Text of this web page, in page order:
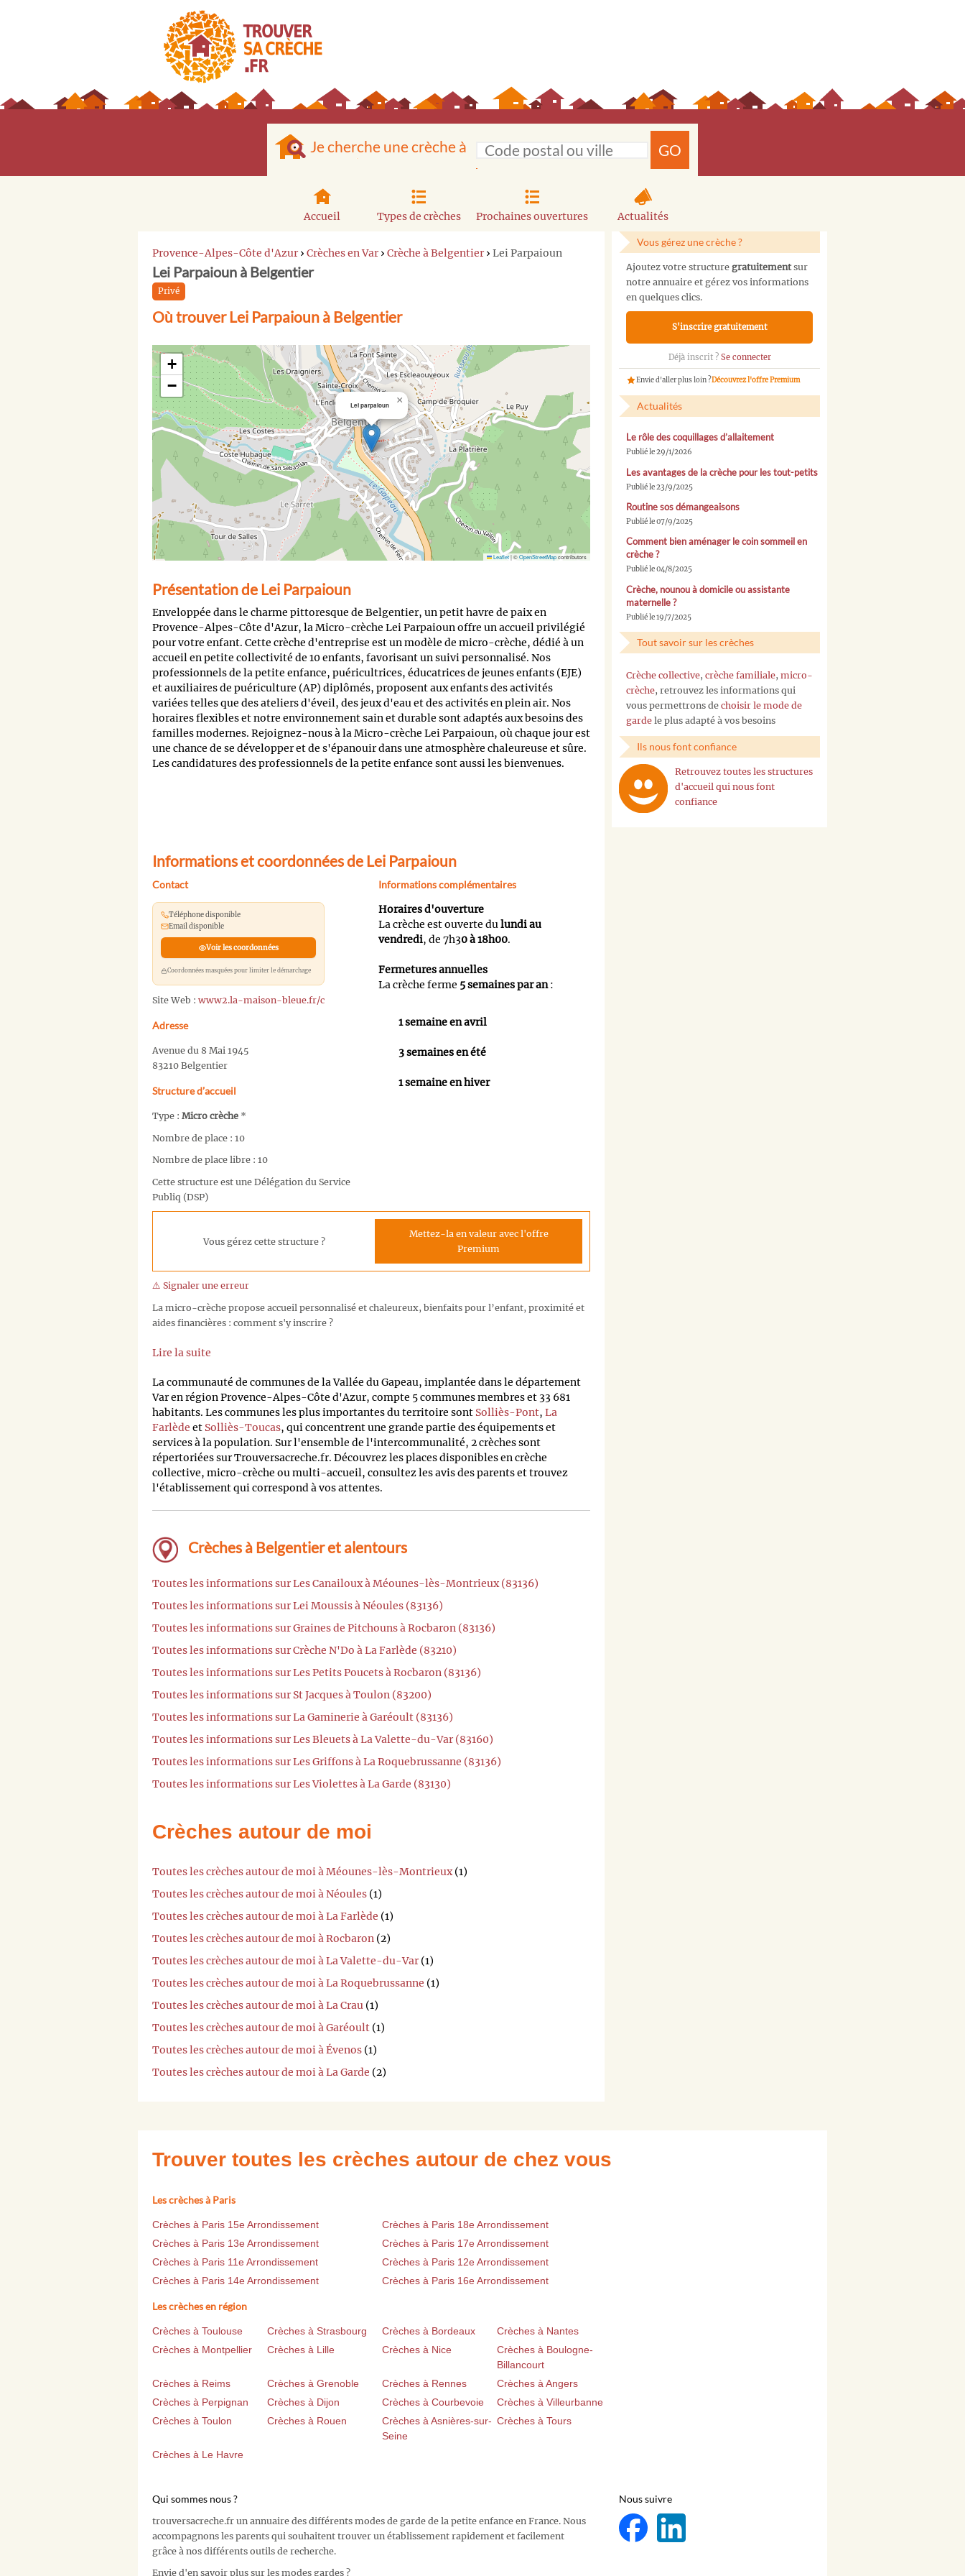
Je cherche une crèche à GO
Accueil Types de crèches Prochaines ouvertures Actualités
Provence-Alpes-Côte d'Azur › Crèches en Var › Crèche à Belgentier › Lei Parpaioun
Lei Parpaioun à Belgentier
Privé
Où trouver Lei Parpaioun à Belgentier
Lei parpaioun ×
+
−
Leaflet|©OpenStreetMapcontributors
Présentation de Lei Parpaioun
Enveloppée dans le charme pittoresque de Belgentier, un petit havre de paix en
Provence-Alpes-Côte d'Azur, la Micro-crèche Lei Parpaioun offre un accueil privilégié
pour votre enfant. Cette crèche d'entreprise est un modèle de micro-crèche, dédié à un
accueil en petite collectivité de 10 enfants, favorisant un suivi personnalisé. Nos
professionnels de la petite enfance, puéricultrices, éducatrices de jeunes enfants (EJE)
et auxiliaires de puériculture (AP) diplômés, proposent aux enfants des activités
variées telles que des ateliers d'éveil, des jeux d'eau et des activités en plein air. Nos
horaires flexibles et notre environnement sain et durable sont adaptés aux besoins des
familles modernes. Rejoignez-nous à la Micro-crèche Lei Parpaioun, où chaque jour est
une chance de se développer et de s'épanouir dans une atmosphère chaleureuse et sûre.
Les candidatures des professionnels de la petite enfance sont aussi les bienvenues.
Informations et coordonnées de Lei Parpaioun
Contact
Téléphone disponible
Email disponible
Voir les coordonnées
Coordonnées masquées pour limiter le démarchage
Site Web : www2.la-maison-bleue.fr/c
Adresse
Avenue du 8 Mai 1945
83210 Belgentier
Structure d’accueil
Type : Micro crèche *
Nombre de place : 10
Nombre de place libre : 10
Cette structure est une Délégation du Service
Publiq (DSP)
Informations complémentaires
Horaires d'ouverture
La crèche est ouverte dulundi au
vendredi, de 7h30 à 18h00.
Fermetures annuelles
La crèche ferme 5 semaines par an:
1 semaine en avril
3 semaines en été
1 semaine en hiver
Vous gérez cette structure ?
Mettez-la en valeur avec l'offre
Premium
⚠️ Signaler une erreur
La micro-crèche propose accueil personnalisé et chaleureux, bienfaits pour l’enfant, proximité et
aides financières : comment s'y inscrire ?
Lire la suite
La communauté de communes de la Vallée du Gapeau, implantée dans le département
Var en région Provence-Alpes-Côte d'Azur, compte 5 communes membres et 33 681
habitants. Les communes les plus importantes du territoire sont Solliès-Pont, La
Farlède et Solliès-Toucas, qui concentrent une grande partie des équipements et
services à la population. Sur l'ensemble de l'intercommunalité, 2 crèches sont
répertoriées sur Trouversacreche.fr. Découvrez les places disponibles en crèche
collective, micro-crèche ou multi-accueil, consultez les avis des parents et trouvez
l'établissement qui correspond à vos attentes.
Crèches à Belgentier et alentours
Toutes les informations sur Les Canailoux à Méounes-lès-Montrieux (83136)
Toutes les informations sur Lei Moussis à Néoules (83136)
Toutes les informations sur Graines de Pitchouns à Rocbaron (83136)
Toutes les informations sur Crèche N'Do à La Farlède (83210)
Toutes les informations sur Les Petits Poucets à Rocbaron (83136)
Toutes les informations sur St Jacques à Toulon (83200)
Toutes les informations sur La Gaminerie à Garéoult (83136)
Toutes les informations sur Les Bleuets à La Valette-du-Var (83160)
Toutes les informations sur Les Griffons à La Roquebrussanne (83136)
Toutes les informations sur Les Violettes à La Garde (83130)
Crèches autour de moi
Toutes les crèches autour de moi à Méounes-lès-Montrieux(1)
Toutes les crèches autour de moi à Néoules (1)
Toutes les crèches autour de moi à La Farlède (1)
Toutes les crèches autour de moi à Rocbaron (2)
Toutes les crèches autour de moi à La Valette-du-Var (1)
Toutes les crèches autour de moi à La Roquebrussanne (1)
Toutes les crèches autour de moi à La Crau (1)
Toutes les crèches autour de moi à Garéoult (1)
Toutes les crèches autour de moi à Évenos (1)
Toutes les crèches autour de moi à La Garde (2)
Vous gérez une crèche ?
Ajoutez votre structure gratuitementsur
notre annuaire et gérez vos informations
en quelques clics.
S'inscrire gratuitement
Déjà inscrit ? Se connecter
Envie d'aller plus loin ?Découvrez l'offre Premium
Actualités
Le rôle des coquillages d’allaitement
Publié le 29/1/2026
Les avantages de la crèche pour les tout-petits
Publié le 23/9/2025
Routine sos démangeaisons
Publié le 07/9/2025
Comment bien aménager le coin sommeil en
crèche ?
Publié le 04/8/2025
Crèche, nounou à domicile ou assistante
maternelle ?
Publié le 19/7/2025
Tout savoir sur les crèches
Crèche collective, crèche familiale, micro-
crèche, retrouvez les informations qui
vous permettrons de choisir le mode de
garde le plus adapté à vos besoins
Ils nous font confiance
Retrouvez toutes les structures
d'accueil qui nous font
confiance
Trouver toutes les crèches autour de chez vous
Les crèches à Paris
Crèches à Paris 15e Arrondissement
Crèches à Paris 18e Arrondissement
Crèches à Paris 13e Arrondissement
Crèches à Paris 17e Arrondissement
Crèches à Paris 11e Arrondissement
Crèches à Paris 12e Arrondissement
Crèches à Paris 14e Arrondissement
Crèches à Paris 16e Arrondissement
Les crèches en région
Crèches à Toulouse Crèches à Strasbourg Crèches à Bordeaux
Crèches à Nantes
Crèches à Montpellier
Crèches à Lille Crèches à Nice
Crèches à Boulogne-
Billancourt
Crèches à Reims
Crèches à Grenoble Crèches à Rennes
Crèches à Angers
Crèches à Perpignan
Crèches à Dijon Crèches à Courbevoie
Crèches à Villeurbanne
Crèches à Toulon
Crèches à Rouen
Crèches à Asnières-sur-
Seine
Crèches à Tours
Crèches à Le Havre
Qui sommes nous ?
trouversacreche.fr un annuaire des différents modes de garde de la petite enfance en France. Nous
accompagnons les parents qui souhaitent trouver un établissement rapidement et facilement
grâce à nos différents outils de recherche.
Envie d'en savoir plus sur les modes gardes ?
Nous suivre